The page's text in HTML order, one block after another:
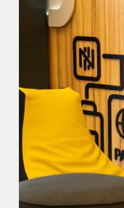
Nomad Explorer
Cartão de crédito
em dólar